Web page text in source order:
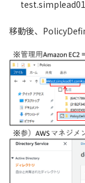
移動後、